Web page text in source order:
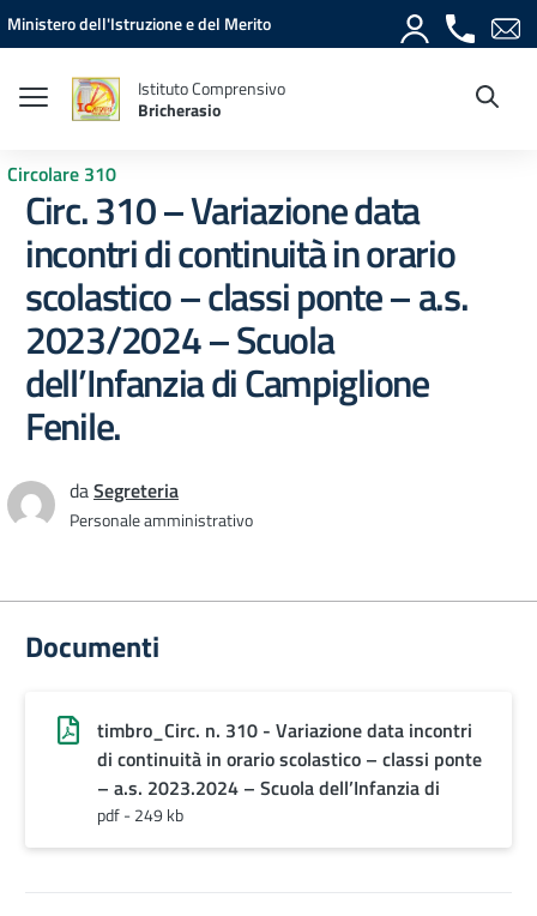
Vai ai contenuti
Vai al menu di navigazione
Vai al footer
Ministero dell'Istruzione e del Merito
Istituto Comprensivo
Bricherasio
Circolare 310
Circ. 310 – Variazione data
incontri di continuità in orario
scolastico – classi ponte – a.s.
2023/2024 – Scuola
dell’Infanzia di Campiglione
Fenile.
daSegreteria
Personale amministrativo
Documenti
timbro_Circ. n. 310 - Variazione data incontri
di continuità in orario scolastico – classi ponte
– a.s. 2023.2024 – Scuola dell’Infanzia di
pdf - 249 kb